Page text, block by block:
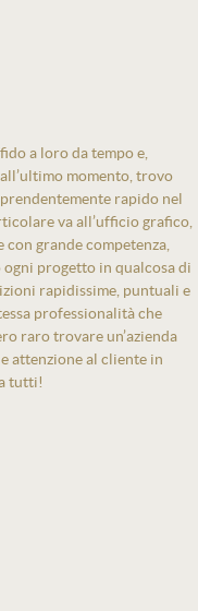
a loro da tempo e,
momento, trovo
rapido nel
va all’ufficio grafico,
grande competenza,
progetto in qualcosa di
rapidissime, puntuali e
professionalità che
raro trovare un’azienda
attenzione al cliente in
tutti!